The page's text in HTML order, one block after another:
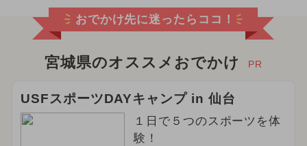
おでかけ先に迷ったらココ！
宮城県のオススメおでかけ PR
USFスポーツDAYキャンプ in 仙台
１日で５つのスポーツを体
験！